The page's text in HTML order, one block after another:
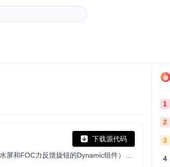
下载源代码
1
2
3
4